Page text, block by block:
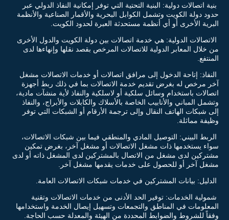
بنية اتصالات دولية: البنية التحتية التي توفر إمكانية النفاذ الدولي عبر
حدود دولة الكويت وتشمل الكوابل البحرية والأقمار الصناعية والأنظمة
البرية الأخرى أو أي أنظمة مستحدثة العبرة لحدود الكويت.
الاتصالات الدولية: هي خدمة اتصالات بين دولة الكويت والدول الأخرى
من خلال المعابر الدولية للاتصالات المرخص بقصد نقلها وإنهاءها لدى
المنتفع.
النفاذ: إتاحة الدخول إلى مرافق اتصالات أو خدمات الاتصالات مشغل
آخر مرخص له بغرض تقديم خدمة الاتصالات بما في ذلك ربط أجهزة
اتصالات باستخدام وسائل سلكية أو لاسلكية والنفاذ لأية منشآت مادية،
وتشمل المباني والأنابيب الخاصة بالأسلاك والكابلات والأبراج، والنفاذ
إلى شبكات الهاتف النقال وإلى ترجمة الأرقام أو الشبكات التي توفر
وظيفة مماثلة.
الربط البيني: التوصيل المادي والمنطقي فيما بين شبكات الاتصالات،
سواء يستخدمها ذات مشغل الاتصالات أو مشغل آخر، بغرض تمكين
مشتركين لدى مشغل من الاتصال بالمشتركين لدى المشغل ذاته أو لدى
مشغل آخر أو للحصول على خدمات يقدمها مشغل آخر.
الدليل: بيانات المشتركين في خدمات شبكات الاتصالات العامة.
شمولية الخدمات: توفير الحد الأدنى من خدمات الاتصالات وتقنية
المعلومات في المناطق والتجمعات وتسهيل إيصال الخدمة واستخدامها
وفقاً للشروط والضوابط المحددة من الهيئة والمعدلة حسب الحاجة.